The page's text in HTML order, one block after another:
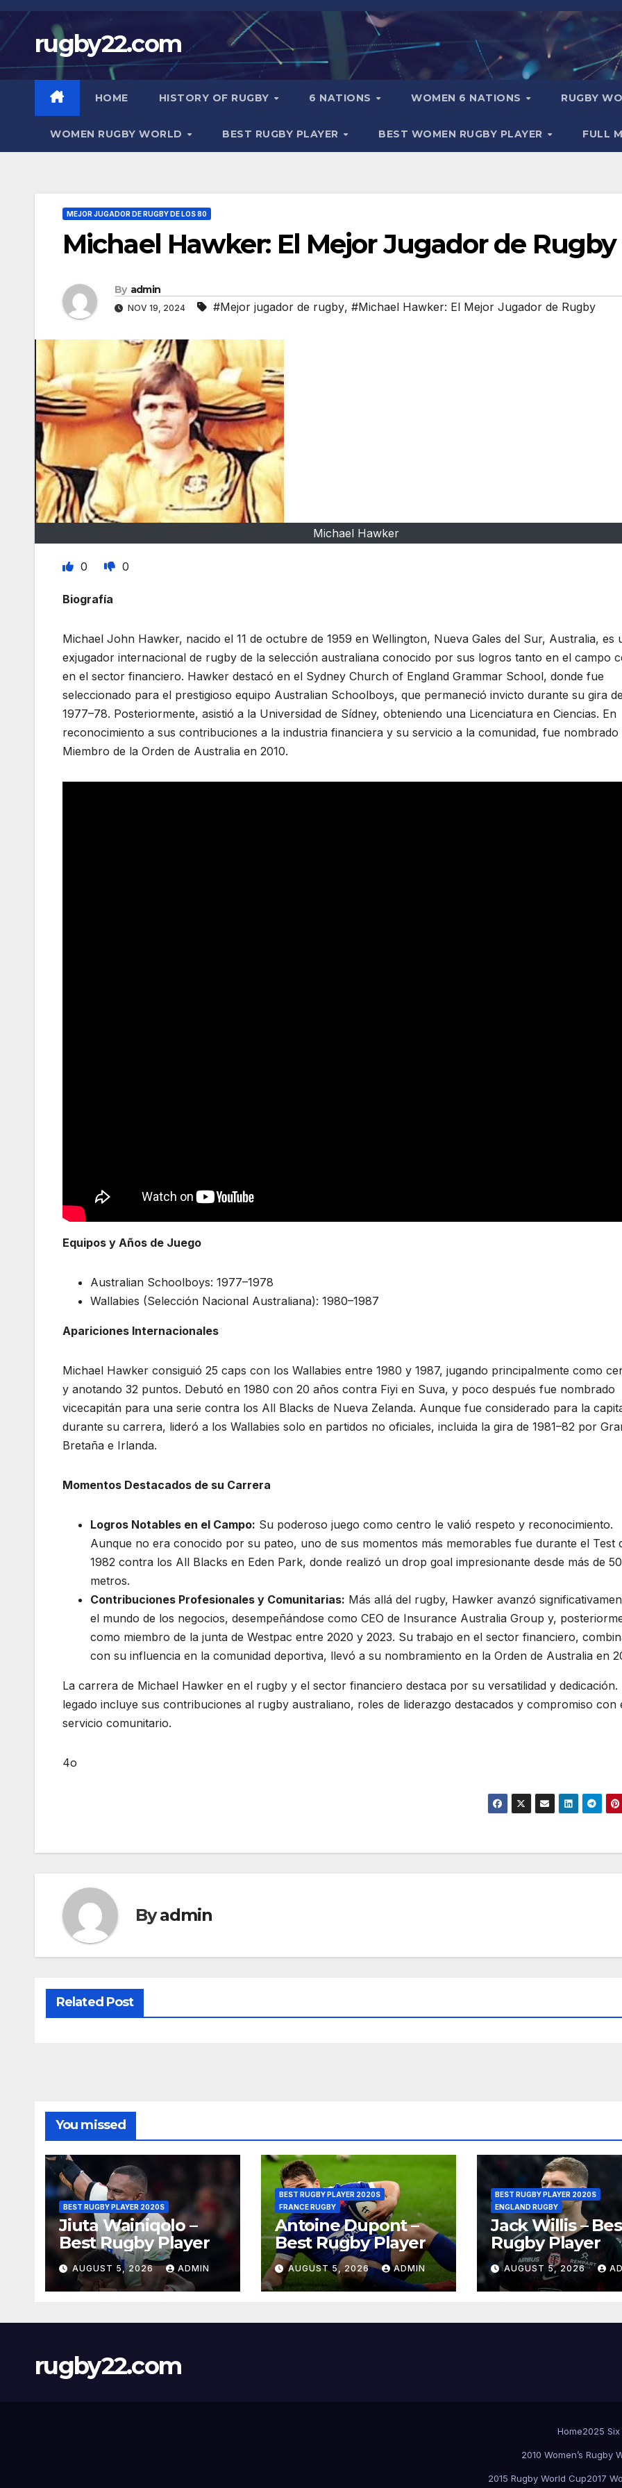
Skip
contentrugby22.com
HOME HISTORY OF RUGBY 6 NATIONS WOMEN 6 NATIONS RUGBY
WOMEN RUGBY WORLD BEST RUGBY PLAYER BEST WOMEN RUGBY PLAYER FULL
MEJOR JUGADOR DE RUGBY DE LOS 80
Michael Hawker: El Mejor Jugador de Rugby
By admin
NOV 19, 2024 #Mejor jugador de rugby, #Michael Hawker: El Mejor Jugador de Rugby
Michael Hawker
0 0
Biografía
Michael John Hawker, nacido el 11 de octubre de 1959 en Wellington, Nueva Gales del Sur, Australia, es
exjugador internacional de rugby de la selección australiana conocido por sus logros tanto en el campo
en el sector financiero. Hawker destacó en el Sydney Church of England Grammar School, donde fue
seleccionado para el prestigioso equipo Australian Schoolboys, que permaneció invicto durante su gira de
1977–78. Posteriormente, asistió a la Universidad de Sídney, obteniendo una Licenciatura en Ciencias. En
reconocimiento a sus contribuciones a la industria financiera y su servicio a la comunidad, fue nombrado
Miembro de la Orden de Australia en 2010.
Equipos y Años de Juego
Australian Schoolboys: 1977–1978
Wallabies (Selección Nacional Australiana): 1980–1987
Apariciones Internacionales
Michael Hawker consiguió 25 caps con los Wallabies entre 1980 y 1987, jugando principalmente como
y anotando 32 puntos. Debutó en 1980 con 20 años contra Fiyi en Suva, y poco después fue nombrado
vicecapitán para una serie contra los All Blacks de Nueva Zelanda. Aunque fue considerado para la
durante su carrera, lideró a los Wallabies solo en partidos no oficiales, incluida la gira de 1981–82 por
Bretaña e Irlanda.
Momentos Destacados de su Carrera
Logros Notables en el Campo: Su poderoso juego como centro le valió respeto y reconocimiento.
Aunque no era conocido por su pateo, uno de sus momentos más memorables fue durante el Test
1982 contra los All Blacks en Eden Park, donde realizó un drop goal impresionante desde más de 50
metros.
Contribuciones Profesionales y Comunitarias: Más allá del rugby, Hawker avanzó
el mundo de los negocios, desempeñándose como CEO de Insurance Australia Group y,
como miembro de la junta de Westpac entre 2020 y 2023. Su trabajo en el sector financiero,
con su influencia en la comunidad deportiva, llevó a su nombramiento en la Orden de Australia en
La carrera de Michael Hawker en el rugby y el sector financiero destaca por su versatilidad y dedicación.
legado incluye sus contribuciones al rugby australiano, roles de liderazgo destacados y compromiso con
servicio comunitario.
4o
Byadmin
Related Post
You missed
BEST RUGBY PLAYER 2020S
Jiuta Wainiqolo –
Best Rugby Player
AUGUST 5, 2026 ADMIN
BEST RUGBY PLAYER 2020S
FRANCE RUGBY
Antoine Dupont –
Best Rugby Player
AUGUST 5, 2026 ADMIN
BEST RUGBY PLAYER 2020S
ENGLAND RUGBY
Jack Willis –
Rugby Player
AUGUST 5, 2026
rugby22.com
Home2025
2010 Women’s Rugby
2015 Rugby World Cup2017